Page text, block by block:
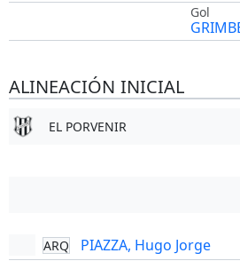
Gol
ALINEACIÓN INICIAL
EL PORVENIR
ARQ PIAZZA, Hugo Jorge